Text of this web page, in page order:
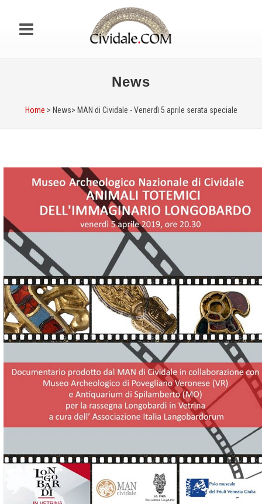
News
Home > News> MAN di Cividale - Venerdì 5 aprile serata speciale